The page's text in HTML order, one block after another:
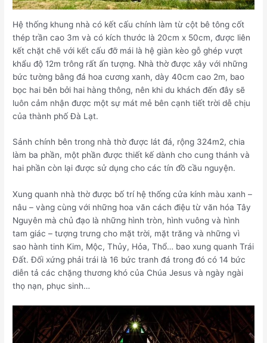
Hệ thống khung nhà có kết cấu chính làm từ cột bê tông cốt
thép trần cao 3m và có kích thước là 20cm x 50cm, được liên
kết chặt chẽ với kết cấu đỡ mái là hệ giàn kèo gỗ ghép vượt
khẩu độ 12m trông rất ấn tượng. Nhà thờ được xây với những
bức tường bằng đá hoa cương xanh, dày 40cm cao 2m, bao
bọc hai bên bởi hai hàng thông, nên khi du khách đến đây sẽ
luôn cảm nhận được một sự mát mẻ bên cạnh tiết trời dễ chịu
của thành phố Đà Lạt.
Sảnh chính bên trong nhà thờ được lát đá, rộng 324m2, chia
làm ba phần, một phần được thiết kế dành cho cung thánh và
hai phần còn lại được sử dụng cho các tín đồ cầu nguyện.
Xung quanh nhà thờ được bố trí hệ thống cửa kính màu xanh –
nâu – vàng cùng với những hoa văn cách điệu từ văn hóa Tây
Nguyên mà chủ đạo là những hình tròn, hình vuông và hình
tam giác – tượng trưng cho mặt trời, mặt trăng và những vì
sao hành tinh Kim, Mộc, Thủy, Hỏa, Thổ… bao xung quanh Trái
Đất. Đối xứng phải trái là 16 bức tranh đá trong đó có 14 bức
diễn tả các chặng thương khó của Chúa Jesus và ngày ngài
thọ nạn, phục sinh…